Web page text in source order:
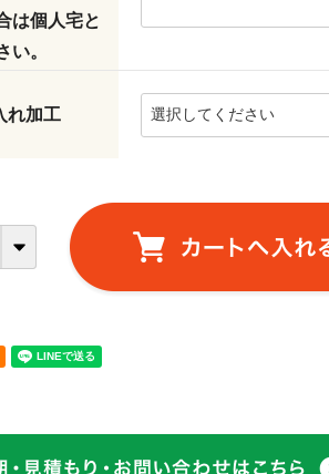
は個人宅と
い。
れ加工